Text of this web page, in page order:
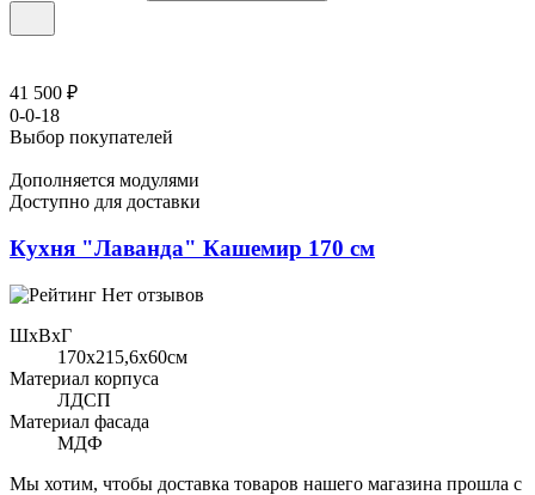
41 500 ₽
0-0-18
Выбор покупателей
Дополняется модулями
Доступно для доставки
Кухня "Лаванда" Кашемир 170 см
Нет отзывов
ШхВхГ
170x215,6х60см
Материал корпуса
ЛДСП
Материал фасада
МДФ
Мы хотим, чтобы доставка товаров нашего магазина прошла с